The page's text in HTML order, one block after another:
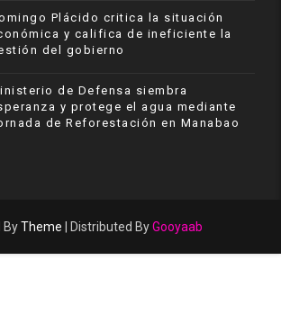
Plácido critica la situación
y califica de ineficiente la
del gobierno
de Defensa siembra
y protege el agua mediante
de Reforestación en Manabao
ByTheme | Distributed ByGooyaab